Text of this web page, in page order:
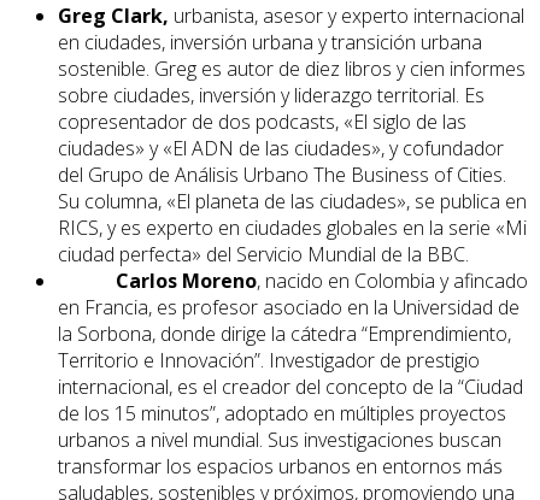
Greg Clark, urbanista, asesor y experto internacional
en ciudades, inversión urbana y transición urbana
sostenible. Greg es autor de diez libros y cien informes
sobre ciudades, inversión y liderazgo territorial. Es
copresentador de dos podcasts, «El siglo de las
ciudades» y «El ADN de las ciudades», y cofundador
del Grupo de Análisis Urbano The Business of Cities.
Su columna, «El planeta de las ciudades», se publica en
RICS, y es experto en ciudades globales en la serie «Mi
ciudad perfecta» del Servicio Mundial de la BBC.
Carlos Moreno, nacido en Colombia y afincado
en Francia, es profesor asociado en la Universidad de
la Sorbona, donde dirige la cátedra “Emprendimiento,
Territorio e Innovación”. Investigador de prestigio
internacional, es el creador del concepto de la “Ciudad
de los 15 minutos”, adoptado en múltiples proyectos
urbanos a nivel mundial. Sus investigaciones buscan
transformar los espacios urbanos en entornos más
saludables, sostenibles y próximos, promoviendo una